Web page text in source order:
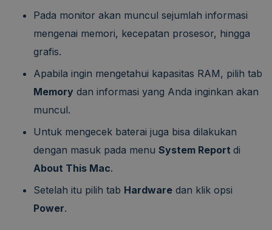
Pada monitor akan muncul sejumlah informasi
mengenai memori, kecepatan prosesor, hingga
grafis.
Apabila ingin mengetahui kapasitas RAM, pilih tab
Memory dan informasi yang Anda inginkan akan
muncul.
Untuk mengecek baterai juga bisa dilakukan
dengan masuk pada menu System Report di
About This Mac.
Setelah itu pilih tab Hardware dan klik opsi
Power.